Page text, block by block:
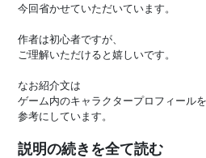
今回省かせていただいています。
作者は初心者ですが、
ご理解いただけると嬉しいです。
なお紹介文は
ゲーム内のキャラクタープロフィールを
参考にしています。
説明の続きを全て読む